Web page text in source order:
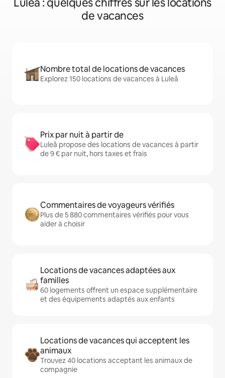
de vacances
Nombre total de locations de vacances
Explorez 150 locations de vacances à Luleå
Prix par nuit à partir de
Luleå propose des locations de vacances à partir
de 9 € par nuit, hors taxes et frais
Commentaires de voyageurs vérifiés
Plus de 5 880 commentaires vérifiés pour vous
aider à choisir
Locations de vacances adaptées aux
familles
60 logements offrent un espace supplémentaire
et des équipements adaptés aux enfants
Locations de vacances qui acceptent les
animaux
Trouvez 40 locations acceptant les animaux de
compagnie